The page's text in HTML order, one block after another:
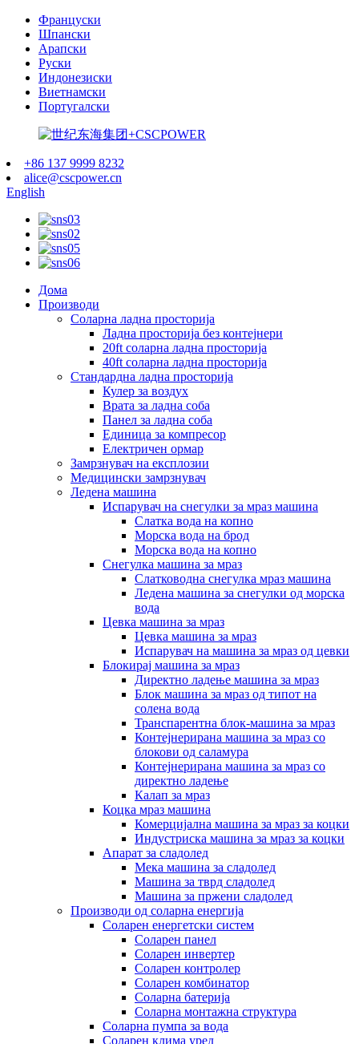
Француски
Шпански
Арапски
Руски
Индонезиски
Виетнамски
Португалски
+86 137 9999 8232
alice@cscpower.cn
English
Дома
Производи
Соларна ладна просторија
Ладна просторија без контејнери
20ft соларна ладна просторија
40ft соларна ладна просторија
Стандардна ладна просторија
Кулер за воздух
Врата за ладна соба
Панел за ладна соба
Единица за компресор
Електричен ормар
Замрзнувач на експлозии
Медицински замрзнувач
Ледена машина
Испарувач на снегулки за мраз машина
Слатка вода на копно
Морска вода на брод
Морска вода на копно
Снегулка машина за мраз
Слатководна снегулка мраз машина
Ледена машина за снегулки од морска
вода
Цевка машина за мраз
Цевка машина за мраз
Испарувач на машина за мраз од цевки
Блокирај машина за мраз
Директно ладење машина за мраз
Блок машина за мраз од типот на
солена вода
Транспарентна блок-машина за мраз
Контејнерирана машина за мраз со
блокови од саламура
Контејнерирана машина за мраз со
директно ладење
Калап за мраз
Коцка мраз машина
Комерцијална машина за мраз за коцки
Индустриска машина за мраз за коцки
Апарат за сладолед
Мека машина за сладолед
Машина за тврд сладолед
Машина за пржени сладолед
Производи од соларна енергија
Соларен енергетски систем
Соларен панел
Соларен инвертер
Соларен контролер
Соларен комбинатор
Соларна батерија
Соларна монтажна структура
Соларна пумпа за вода
Соларен клима уред